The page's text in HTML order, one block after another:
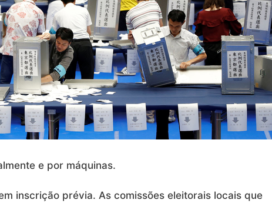
e por máquinas.
inscrição prévia. As comissões eleitorais locais que